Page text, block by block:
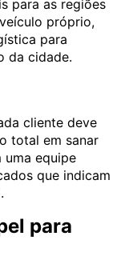
para as regiões
próprio,
para
da cidade.
cliente deve
total em sanar
uma equipe
que indicam
para